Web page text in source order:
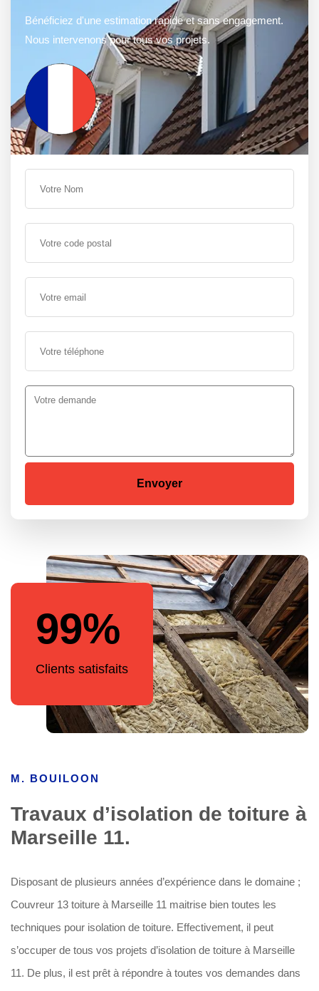
Bénéficiez d'une estimation rapide et sans engagement.
Nous intervenons pour tous vos projets.
99%
Clients satisfaits
M. BOUILOON
Travaux d’isolation de toiture à
Marseille 11.
Disposant de plusieurs années d’expérience dans le domaine ;
Couvreur 13 toiture à Marseille 11 maitrise bien toutes les
techniques pour isolation de toiture. Effectivement, il peut
s’occuper de tous vos projets d’isolation de toiture à Marseille
11. De plus, il est prêt à répondre à toutes vos demandes dans